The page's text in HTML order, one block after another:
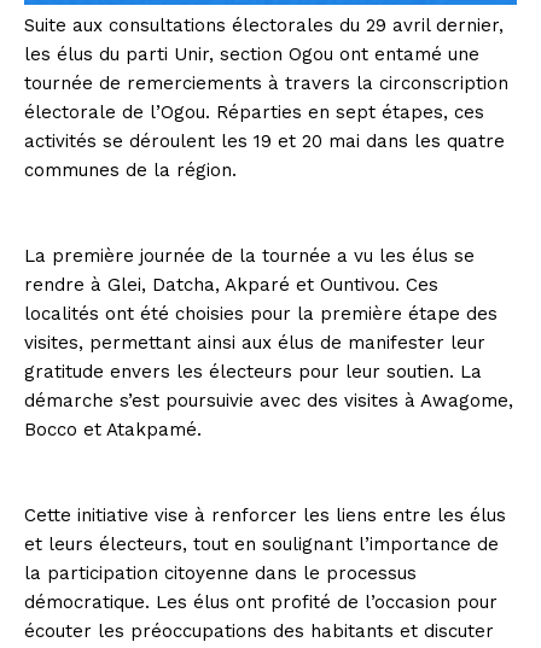
Suite aux consultations électorales du 29 avril dernier,
les élus du parti Unir, section Ogou ont entamé une
tournée de remerciements à travers la circonscription
électorale de l’Ogou. Réparties en sept étapes, ces
activités se déroulent les 19 et 20 mai dans les quatre
communes de la région.
La première journée de la tournée a vu les élus se
rendre à Glei, Datcha, Akparé et Ountivou. Ces
localités ont été choisies pour la première étape des
visites, permettant ainsi aux élus de manifester leur
gratitude envers les électeurs pour leur soutien. La
démarche s’est poursuivie avec des visites à Awagome,
Bocco et Atakpamé.
Cette initiative vise à renforcer les liens entre les élus
et leurs électeurs, tout en soulignant l’importance de
la participation citoyenne dans le processus
démocratique. Les élus ont profité de l’occasion pour
écouter les préoccupations des habitants et discuter